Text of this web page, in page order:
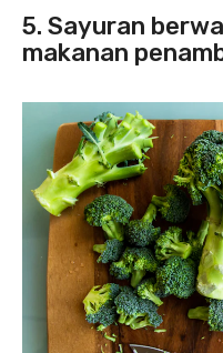
5. Sayuran
makanan